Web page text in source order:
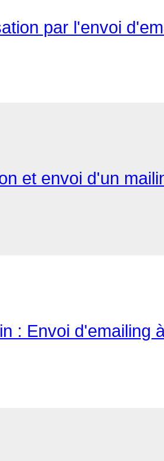
par l'envoi
et envoi d'un
: Envoi d'emailing